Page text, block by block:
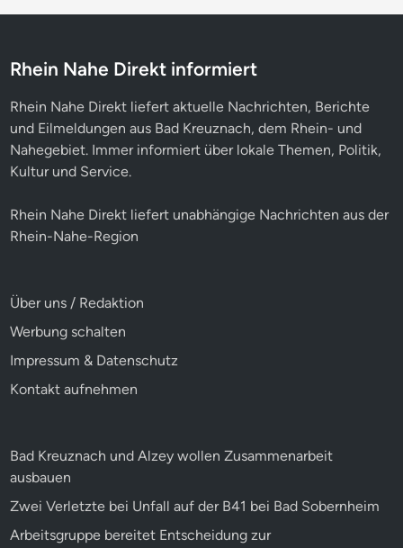
Rhein Nahe Direkt informiert
Rhein Nahe Direkt liefert aktuelle Nachrichten, Berichte
und Eilmeldungen aus Bad Kreuznach, dem Rhein- und
Nahegebiet. Immer informiert über lokale Themen, Politik,
Kultur und Service.
Rhein Nahe Direkt liefert unabhängige Nachrichten aus der
Rhein-Nahe-Region
Über uns / Redaktion
Werbung schalten
Impressum & Datenschutz
Kontakt aufnehmen
Bad Kreuznach und Alzey wollen Zusammenarbeit
ausbauen
Zwei Verletzte bei Unfall auf der B41 bei Bad Sobernheim
Arbeitsgruppe bereitet Entscheidung zur